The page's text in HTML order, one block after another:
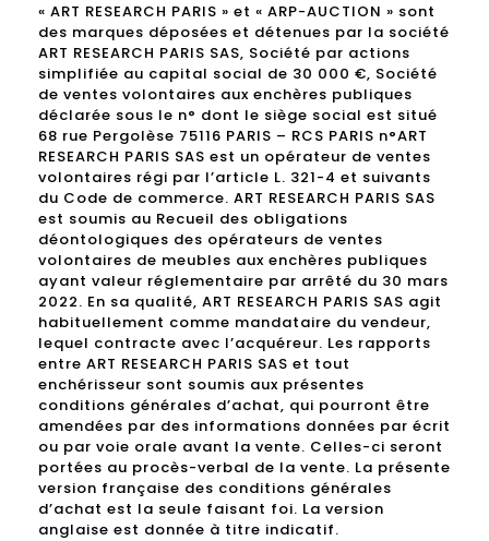
« ART RESEARCH PARIS » et « ARP-AUCTION » sont
des marques déposées et détenues par la société
ART RESEARCH PARIS SAS, Société par actions
simplifiée au capital social de 30 000 €, Société
de ventes volontaires aux enchères publiques
déclarée sous le n° dont le siège social est situé
68 rue Pergolèse 75116 PARIS – RCS PARIS n°ART
RESEARCH PARIS SAS est un opérateur de ventes
volontaires régi par l’article L. 321-4 et suivants
du Code de commerce. ART RESEARCH PARIS SAS
est soumis au Recueil des obligations
déontologiques des opérateurs de ventes
volontaires de meubles aux enchères publiques
ayant valeur réglementaire par arrêté du 30 mars
2022. En sa qualité, ART RESEARCH PARIS SAS agit
habituellement comme mandataire du vendeur,
lequel contracte avec l’acquéreur. Les rapports
entre ART RESEARCH PARIS SAS et tout
enchérisseur sont soumis aux présentes
conditions générales d’achat, qui pourront être
amendées par des informations données par écrit
ou par voie orale avant la vente. Celles-ci seront
portées au procès-verbal de la vente. La présente
version française des conditions générales
d’achat est la seule faisant foi. La version
anglaise est donnée à titre indicatif.